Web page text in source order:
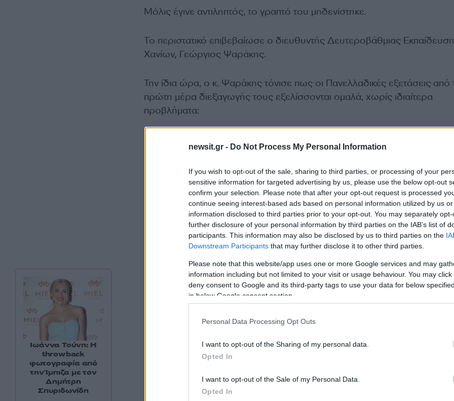
newsit.gr - Do Not Process My Personal Information
If you wish to opt-out of the sale, sharing to third parties, or processing of your
sensitive information for targeted advertising by us, please use the below opt-out
confirm your selection. Please note that after your opt-out request is processed
continue seeing interest-based ads based on personal information utilized by us
information disclosed to third parties prior to your opt-out. You may separately
further disclosure of your personal information by third parties on the IAB’s list of
participants. This information may also be disclosed by us to third parties on the
Downstream Participants that may further disclose it to other third parties.
Please note that this website/app uses one or more Google services and may
information including but not limited to your visit or usage behaviour. You may
deny consent to Google and its third-party tags to use your data for below
in below Google consent section.
Personal Data Processing Opt Outs
I want to opt-out of the Sharing of my personal data.
Opted In
I want to opt-out of the Sale of my Personal Data.
Opted In
Μόλις έγινε αντιληπτός, το γραπτό του μηδενίστηκε.
Το περιστατικό επιβεβαίωσε ο διευθυντής Δευτεροβάθμιας
Χανίων, Γεώργιος Ψαράκης.
Την ίδια ώρα, ο κ. Ψαράκης τόνισε πως οι Πανελλαδικές εξετάσεις από
πρώτη μέρα διεξαγωγής τους εξελίσσονται ομαλά, χωρίς ιδιαίτερα
προβλήματα:
Ιωάννα Τούνη: Η
throwback
φωτογραφία από
την Ίμπιζα με τον
Δημήτρη
Σπυριδωνίδη